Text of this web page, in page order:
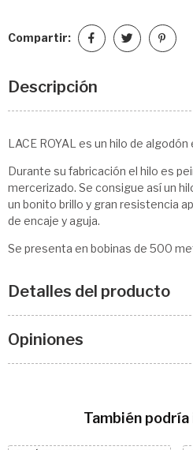
Compartir:
Descripción
LACE ROYAL es un hilo de
Durante su fabricación el hilo es
mercerizado. Se consigue así un
un bonito brillo y gran resistencia
de encaje y aguja.
Se presenta en bobinas de 500
Detalles del producto
Opiniones
También